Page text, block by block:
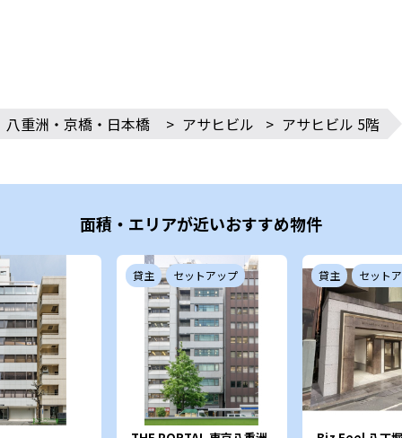
八重洲・京橋・日本橋 > アサヒビル > アサヒビル 5階
面積・エリアが近いおすすめ物件
貸主 セットアップ 貸主 セット